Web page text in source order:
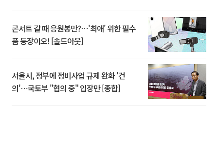
콘서트 갈 때 응원봉만?⋯'최애' 위한 필수
품 등장이오! [솔드아웃]
서울시, 정부에 정비사업 규제 완화 '건
의'⋯국토부 "협의 중" 입장만 [종합]